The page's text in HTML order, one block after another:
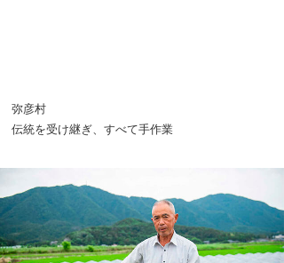
弥彦村
伝統を受け継ぎ、すべて手作業